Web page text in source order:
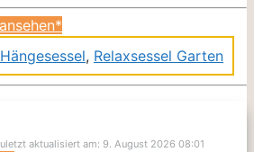
Hängesessel, Relaxsessel Garten
aktualisiert am: 9. August 2026 08:01